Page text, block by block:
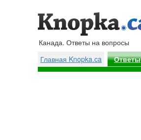
Канада. Ответы на вопросы
Главная Knopka.ca
Ответы